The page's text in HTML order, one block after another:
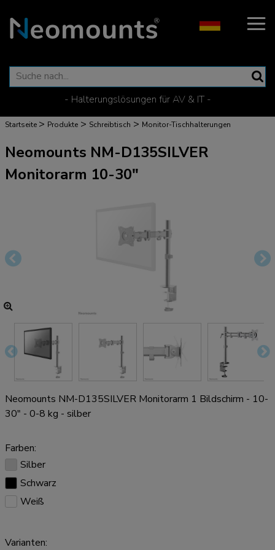
- Halterungslösungen für AV & IT -
Startseite > Produkte > Schreibtisch > Monitor-Tischhalterungen
Neomounts NM-D135SILVER
Monitorarm 10-30"
Neomounts NM-D135SILVER Monitorarm 1 Bildschirm - 10-
30" - 0-8 kg - silber
Farben:
Silber
Schwarz
Weiß
Varianten: